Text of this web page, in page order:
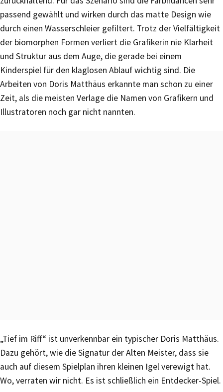
passend gewählt und wirken durch das matte Design wie
durch einen Wasserschleier gefiltert. Trotz der Vielfältigkeit
der biomorphen Formen verliert die Grafikerin nie Klarheit
und Struktur aus dem Auge, die gerade bei einem
Kinderspiel für den klaglosen Ablauf wichtig sind. Die
Arbeiten von Doris Matthäus erkannte man schon zu einer
Zeit, als die meisten Verlage die Namen von Grafikern und
Illustratoren noch gar nicht nannten.
„Tief im Riff“ ist unverkennbar ein typischer Doris Matthäus.
Dazu gehört, wie die Signatur der Alten Meister, dass sie
auch auf diesem Spielplan ihren kleinen Igel verewigt hat.
Wo, verraten wir nicht. Es ist schließlich ein Entdecker-Spiel.